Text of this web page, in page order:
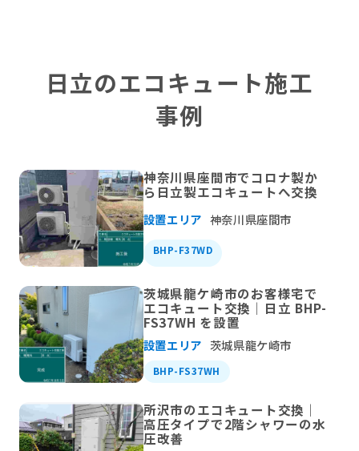
日立のエコキュート施工
事例
神奈川県座間市でコロナ製か
ら日立製エコキュートへ交換
設置エリア 神奈川県座間市
BHP-F37WD
茨城県龍ケ崎市のお客様宅で
エコキュート交換｜日立 BHP-
FS37WH を設置
設置エリア 茨城県龍ケ崎市
BHP-FS37WH
所沢市のエコキュート交換｜
高圧タイプで2階シャワーの水
圧改善